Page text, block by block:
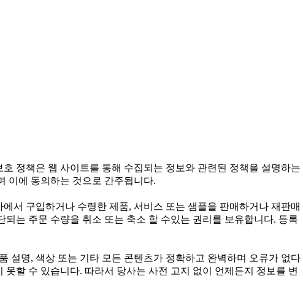
정책은 웹 사이트를 통해 수집되는 정보와 관련된 정책을 설명하는
이에 동의하는 것으로 간주됩니다.
서 구입하거나 수령한 제품, 서비스 또는 샘플을 판매하거나 재판매
는 주문 수량을 취소 또는 축소 할 수있는 권리를 보유합니다. 등록
설명, 색상 또는 기타 모든 콘텐츠가 정확하고 완벽하며 오류가 없다
할 수 있습니다. 따라서 당사는 사전 고지 없이 언제든지 정보를 변